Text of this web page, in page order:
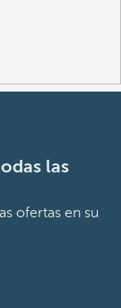
las
ofertas en su